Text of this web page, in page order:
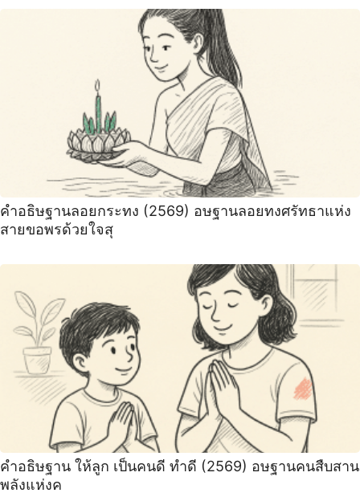
คำอธิษฐานลอยกระทง (2569) อษฐานลอยทงศรัทธาแห่ง
สายขอพรด้วยใจสุ
คำอธิษฐาน ให้ลูก เป็นคนดี ทำดี (2569) อษฐานคนสืบสาน
พลังแห่งค